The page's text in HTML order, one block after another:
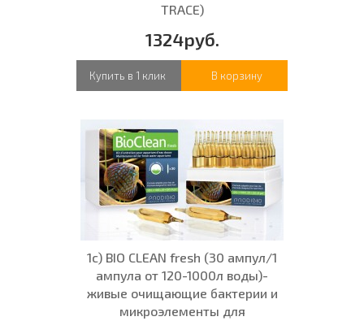
TRACE)
1324руб.
Купить в 1 клик В корзину
1с) BIO CLEAN fresh (30 ампул/1
ампула от 120-1000л воды)-
живые очищающие бактерии и
микроэлементы для